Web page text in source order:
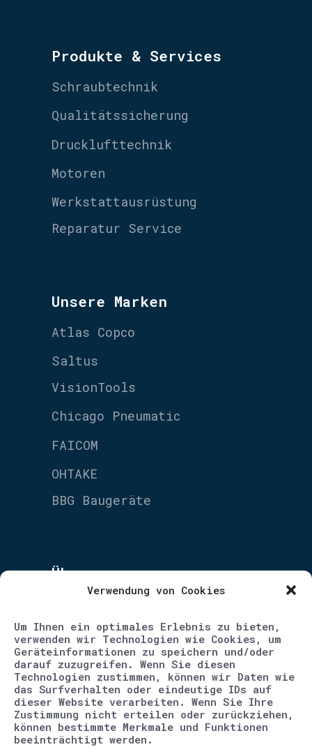
Verwendung von Cookies
Um Ihnen ein optimales Erlebnis zu bieten,
verwenden wir Technologien wie Cookies, um
Geräteinformationen zu speichern und/oder
darauf zuzugreifen. Wenn Sie diesen
Technologien zustimmen, können wir Daten wie
das Surfverhalten oder eindeutige IDs auf
dieser Website verarbeiten. Wenn Sie Ihre
Zustimmung nicht erteilen oder zurückziehen,
können bestimmte Merkmale und Funktionen
beeinträchtigt werden.
Produkte & Services
Schraubtechnik
Qualitätssicherung
Drucklufttechnik
Motoren
Werkstattausrüstung
Reparatur Service
Unsere Marken
Atlas Copco
Saltus
VisionTools
Chicago Pneumatic
FAICOM
OHTAKE
BBG Baugeräte
Über uns
Blog
Karriere
Kontakt
Impressum
Datenschutz